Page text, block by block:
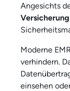
Angesichts
Moderne
verhindern.
einsehen